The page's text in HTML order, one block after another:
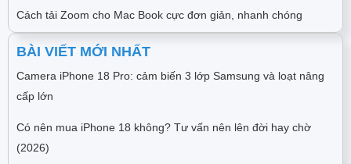
Cách tải Zoom cho Mac Book cực đơn giản, nhanh chóng
BÀI VIẾT MỚI NHẤT
Camera iPhone 18 Pro: cảm biến 3 lớp Samsung và loạt nâng
cấp lớn
Có nên mua iPhone 18 không? Tư vấn nên lên đời hay chờ
(2026)